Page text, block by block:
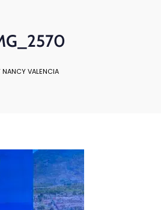
NANCY VALENCIA